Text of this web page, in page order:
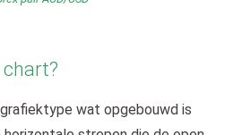
chart?
wat opgebouwd is